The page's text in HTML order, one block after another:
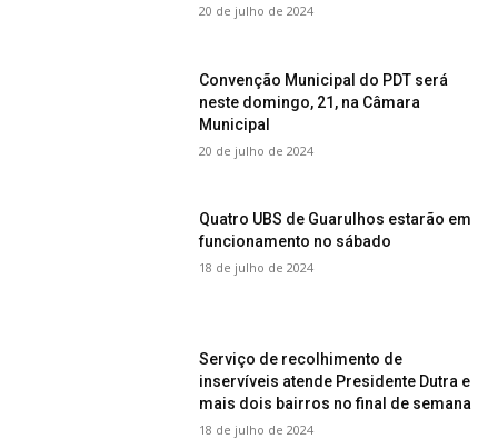
20 de julho de 2024
Convenção Municipal do PDT será
neste domingo, 21, na Câmara
Municipal
20 de julho de 2024
Quatro UBS de Guarulhos estarão em
funcionamento no sábado
18 de julho de 2024
Serviço de recolhimento de
inservíveis atende Presidente Dutra e
mais dois bairros no final de semana
18 de julho de 2024